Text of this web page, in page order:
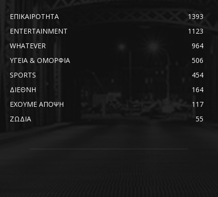
ΕΠΙΚΑΙΡΟΤΗΤΑ
1393
ENTERTAINMENT
1123
WHATEVER
964
ΥΓΕΙΑ & ΟΜΟΡΦΙΑ
506
SPORTS
454
ΔΙΕΘΝΗ
164
ΕΧΟΥΜΕ ΑΠΟΨΗ
117
ΖΩΔΙΑ
55